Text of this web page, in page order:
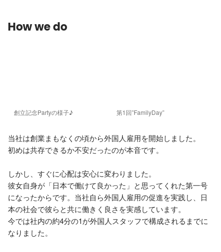
How we do
創立記念Partyの様子♪ 第1回”FamilyDay”
当社は創業まもなくの頃から外国人雇用を開始しました。
初めは共存できるか不安だったのが本音です。
しかし、すぐに心配は安心に変わりました。
彼女自身が「日本で働けて良かった」と思ってくれた第一号
になったからです。当社自ら外国人雇用の促進を実践し、日
本の社会で彼らと共に働きく良さを実感しています。
今では社内の約4分の1が外国人スタッフで構成されるまでに
なりました。